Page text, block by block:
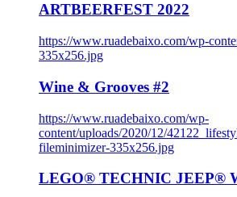
ARTBEERFEST 2022
https://www.ruadebaixo.com/wp-
335x256.jpg
Wine & Grooves #2
https://www.ruadebaixo.com/wp-
content/uploads/2020/12/
fileminimizer-335x256.jpg
LEGO® TECHNIC JEEP®